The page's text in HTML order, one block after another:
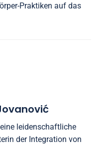
Praktiken auf das
leidenschaftliche
der Integration von